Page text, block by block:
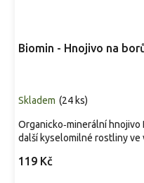
Biomin - Hnojivo na
Skladem (24 ks)
119 Kč
Organicko‑minerální
další kyselomilné rostliny ve